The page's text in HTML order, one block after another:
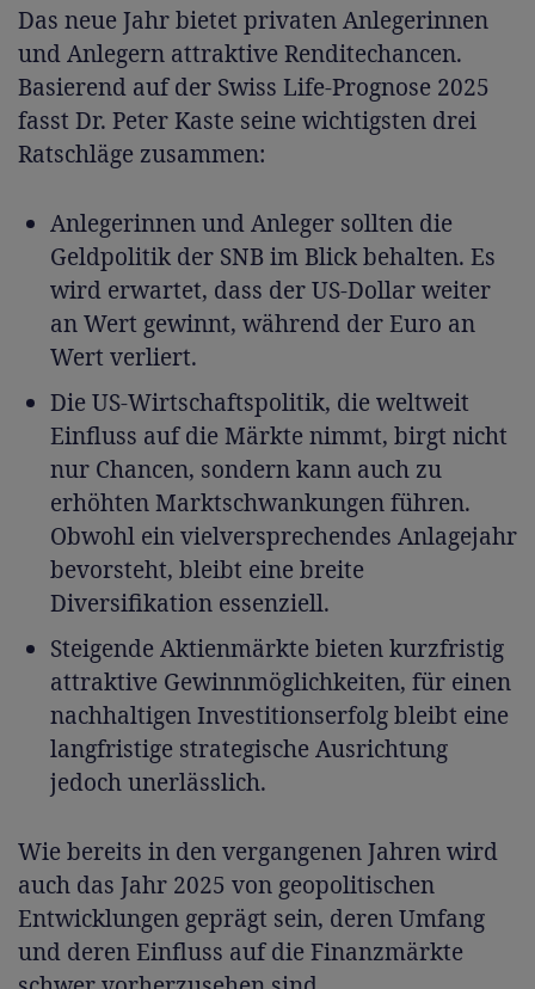
Das neue Jahr bietet privaten Anlegerinnen
und Anlegern attraktive Renditechancen.
Basierend auf der Swiss Life-Prognose 2025
fasst Dr. Peter Kaste seine wichtigsten drei
Ratschläge zusammen:
Anlegerinnen und Anleger sollten die
Geldpolitik der SNB im Blick behalten. Es
wird erwartet, dass der US-Dollar weiter
an Wert gewinnt, während der Euro an
Wert verliert.
Die US-Wirtschaftspolitik, die weltweit
Einfluss auf die Märkte nimmt, birgt nicht
nur Chancen, sondern kann auch zu
erhöhten Marktschwankungen führen.
Obwohl ein vielversprechendes Anlagejahr
bevorsteht, bleibt eine breite
Diversifikation essenziell.
Steigende Aktienmärkte bieten kurzfristig
attraktive Gewinnmöglichkeiten, für einen
nachhaltigen Investitionserfolg bleibt eine
langfristige strategische Ausrichtung
jedoch unerlässlich.
Wie bereits in den vergangenen Jahren wird
auch das Jahr 2025 von geopolitischen
Entwicklungen geprägt sein, deren Umfang
und deren Einfluss auf die Finanzmärkte